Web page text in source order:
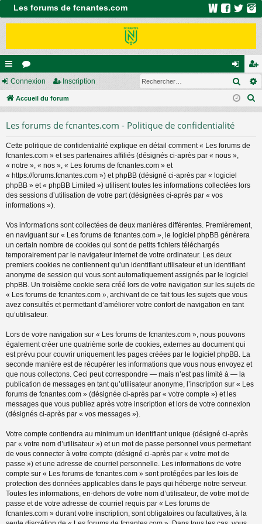
Les forums de fcnantes.com
ac
co
s
or
u
on
ne
ns
cri
Connexion Inscription
Accueil du forum
Les forums de fcnantes.com - Politique de confidentialité
Cette politique de confidentialité explique en détail comment « Les forums de
fcnantes.com » et ses partenaires affiliés (désignés ci-après par « nous »,
« notre », « nos », « Les forums de fcnantes.com » et
« https://forums.fcnantes.com ») et phpBB (désigné ci-après par « logiciel
phpBB » et « phpBB Limited ») utilisent toutes les informations collectées lors
des sessions d’utilisation de votre part (désignées ci-après par « vos
informations »).
Vos informations sont collectées de deux manières différentes. Premièrement,
en naviguant sur « Les forums de fcnantes.com », le logiciel phpBB génèrera
un certain nombre de cookies qui sont de petits fichiers téléchargés
temporairement par le navigateur internet de votre ordinateur. Les deux
premiers cookies ne contiennent qu’un identifiant utilisateur et un identifiant
anonyme de session qui vous sont automatiquement assignés par le logiciel
phpBB. Un troisième cookie sera créé lors de votre navigation sur les sujets de
« Les forums de fcnantes.com », archivant de ce fait tous les sujets que vous
avez consultés et permettant d’améliorer votre confort de navigation en tant
qu’utilisateur.
Lors de votre navigation sur « Les forums de fcnantes.com », nous pouvons
également créer une quatrième sorte de cookies, externes au document qui
est prévu pour couvrir uniquement les pages créées par le logiciel phpBB. La
seconde manière est de récupérer les informations que vous nous envoyez et
que nous collectons. Ceci peut correspondre — mais n’est pas limité à — la
publication de messages en tant qu’utilisateur anonyme, l’inscription sur « Les
forums de fcnantes.com » (désignée ci-après par « votre compte ») et les
messages que vous publiez après votre inscription et lors de votre connexion
(désignés ci-après par « vos messages »).
Votre compte contiendra au minimum un identifiant unique (désigné ci-après
par « votre nom d’utilisateur ») et un mot de passe personnel vous permettant
de vous connecter à votre compte (désigné ci-après par « votre mot de
passe ») et une adresse de courriel personnelle. Les informations de votre
compte sur « Les forums de fcnantes.com » sont protégées par les lois de
protection des données applicables dans le pays qui héberge notre serveur.
Toutes les informations, en-dehors de votre nom d’utilisateur, de votre mot de
passe et de votre adresse de courriel requis par « Les forums de
fcnantes.com » durant votre inscription, sont obligatoires ou facultatives, à la